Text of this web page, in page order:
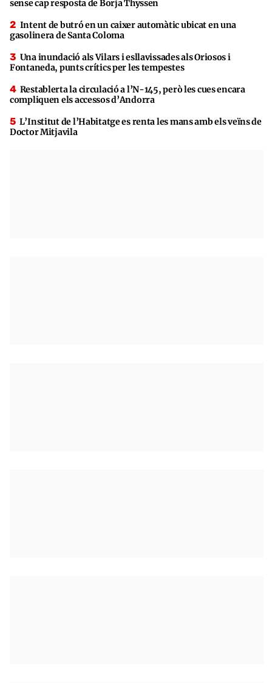
sense cap resposta de Borja Thyssen
Intent de butró en un caixer automàtic ubicat en una
gasolinera de Santa Coloma
Una inundació als Vilars i esllavissades als Oriosos i
Fontaneda, punts crítics per les tempestes
Restablerta la circulació a l’N-145, però les cues encara
compliquen els accessos d’Andorra
L’Institut de l’Habitatge es renta les mans amb els veïns de
Doctor Mitjavila